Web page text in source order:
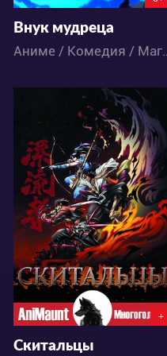
Внук мудреца
Аниме /
135899
46 245
+
Скитальцы